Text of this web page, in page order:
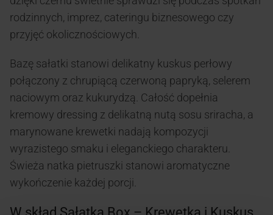
rodzinnych, imprez, cateringu biznesowego czy
przyjęć okolicznościowych.
Bazę sałatki stanowi delikatny kuskus perłowy
połączony z chrupiącą czerwoną papryką, selerem
naciowym oraz kukurydzą. Całość dopełnia
kremowy dressing z delikatną nutą sosu sriracha, a
marynowane krewetki nadają kompozycji
wyrazistego smaku i eleganckiego charakteru.
Świeża natka pietruszki stanowi aromatyczne
wykończenie każdej porcji.